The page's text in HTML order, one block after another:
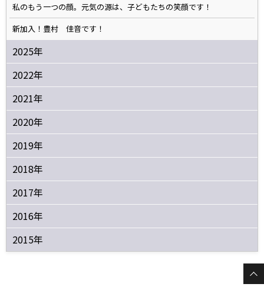
私のもう一つの顔。元気の源は、子どもたちの笑顔です！
新加入！豊村 佳音です！
2025年
2022年
2021年
2020年
2019年
2018年
2017年
2016年
2015年